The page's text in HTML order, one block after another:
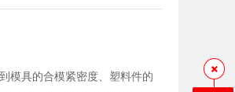
模具的合模紧密度、塑料件的